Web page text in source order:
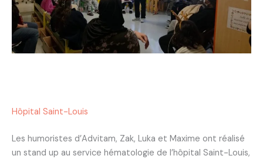
Hôpital Saint-Louis
Les humoristes d’Advitam, Zak, Luka et Maxime ont réalisé
un stand up au service hématologie de l’hôpital Saint-Louis,